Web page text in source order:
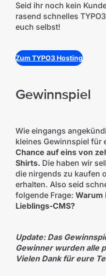
Seid ihr noch kein
rasend schnelles
euch selbst!
Zum TYPO3 Hosting
Gewinnspiel
Wie eingangs
kleines Gewinnspiel für
Chance auf eins von
Shirts. Die haben wir
die nirgends zu kaufen
erhalten. Also seid
folgende Frage: Warum
Lieblings-CMS?
Update: Das
Gewinner wurden alle
Vielen Dank für eure